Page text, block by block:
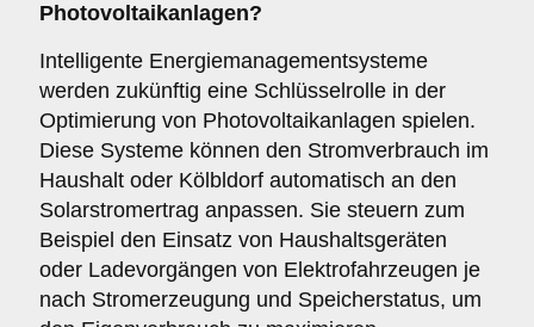
Photovoltaikanlagen?
Intelligente Energiemanagementsysteme
werden zukünftig eine Schlüsselrolle in der
Optimierung von Photovoltaikanlagen spielen.
Diese Systeme können den Stromverbrauch im
Haushalt oder Kölbldorf automatisch an den
Solarstromertrag anpassen. Sie steuern zum
Beispiel den Einsatz von Haushaltsgeräten
oder Ladevorgängen von Elektrofahrzeugen je
nach Stromerzeugung und Speicherstatus, um